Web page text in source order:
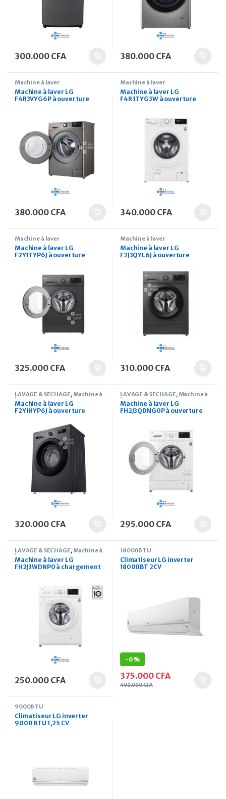
300.000 CFA 380.000 CFA
Machine à laver
Machine à laver LG
F4R3VYG6P à ouverture
380.000 CFA
Machine à laver
Machine à laver LG
F4R3TYG3W à ouverture
340.000 CFA
Machine à laver
Machine à laver LG
F2Y1TYP6J à ouverture
325.000 CFA
Machine à laver
Machine à laver LG
F2J3QYL6J à ouverture
310.000 CFA
LAVAGE & SECHAGE, Machine à
laver
Machine à laver LG
F2Y1HYP6J à ouverture
320.000 CFA
LAVAGE & SECHAGE, Machine à
laver
Machine à laver LG
FH2J3QDNG0P à ouverture
295.000 CFA
LAVAGE & SECHAGE, Machine à
laver
Machine à laver LG
FH2J3WDNP0 à chargement
250.000 CFA
18000BTU
Climatiseur LG inverter
18000BT 2CV
-6%
375.000 CFA
400.000CFA
9000BTU
Climatiseur LG inverter
9000 BTU 1,25 CV